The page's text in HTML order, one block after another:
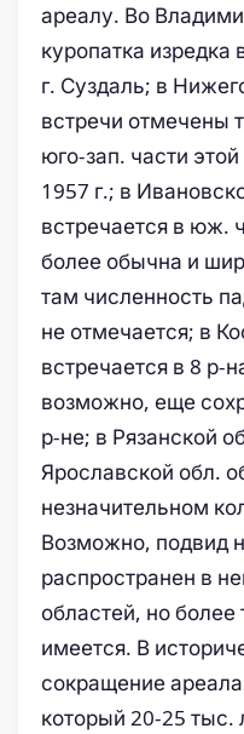
ареалу. Во
куропатка изредка
г. Суздаль; в
встречи отмечены
юго-зап. части
1957 г.; в
встречается в юж.
более обычна и
там численность
не отмечается; в
встречается в 8 р-
возможно, еще
р-не; в Рязанской
Ярославской обл.
незначительном
Возможно, подвид
распространен в
областей, но
имеется. В
сокращение
который 20-25 тыс.